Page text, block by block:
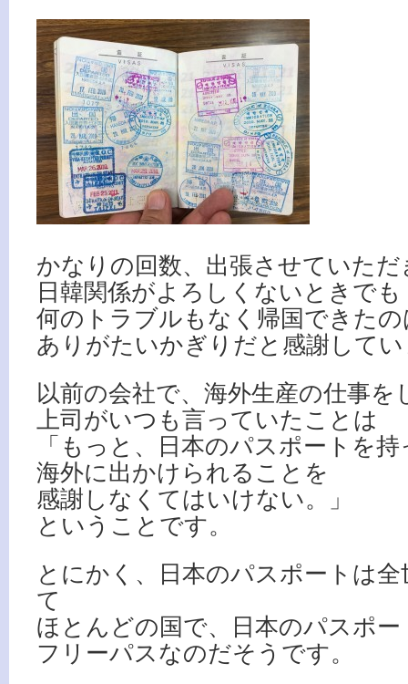
かなりの回数、出張させていた
日韓関係がよろしくないときでも
何のトラブルもなく帰国できた
ありがたいかぎりだと感謝して
以前の会社で、海外生産の仕事を
上司がいつも言っていたことは
「もっと、日本のパスポートを
海外に出かけられることを
感謝しなくてはいけない。」
ということです。
とにかく、日本のパスポートは
て
ほとんどの国で、日本のパスポ
フリーパスなのだそうです。